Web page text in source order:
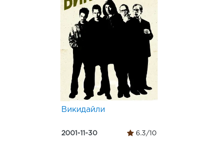
Викидайли
2001-11-30 6.3/10